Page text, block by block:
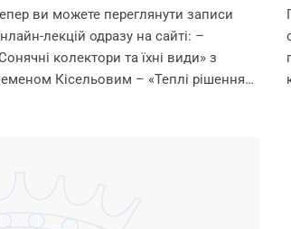
доступі!
ви можете переглянути записи
лекцій одразу на сайті: –
колектори та їхні види» з
Кісельовим – «Теплі рішення